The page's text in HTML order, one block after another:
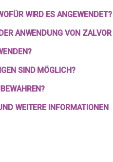
WIRD ES ANGEWENDET?
ANWENDUNG VON
SIND MÖGLICH?
WEITERE INFORMATIONEN